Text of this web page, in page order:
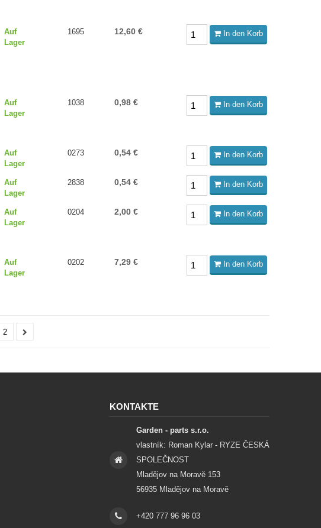
Auf
Lager
1695 12,60 € In den Korb
Auf
Lager
1038 0,98 € In den Korb
Auf
Lager
0273 0,54 € In den Korb
Auf
Lager
2838 0,54 € In den Korb
Auf
Lager
0204 2,00 € In den Korb
Auf
Lager
0202 7,29 € In den Korb
2
KONTAKTE
Garden - parts s.r.o.
vlastník: Roman Kylar - RYZE ČESKÁ
SPOLEČNOST
Mladějov na Moravě 153
56935 Mladějov na Moravě
+420 777 96 96 03